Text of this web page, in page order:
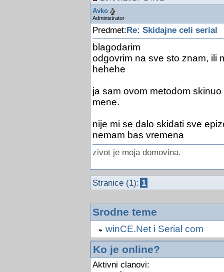
Avko
Administrator
Predmet:Re: Skidajne celi serial
blagodarim
odgovrim na sve sto znam, ili
hehehe
ja sam ovom metodom
mene.
nije mi se dalo skidati sve
nemam bas vremena
zivot je moja domovina.
Stranice (1): 1
Srodne teme
winCE.Net i Serial com
Ko je online?
Aktivni clanovi: